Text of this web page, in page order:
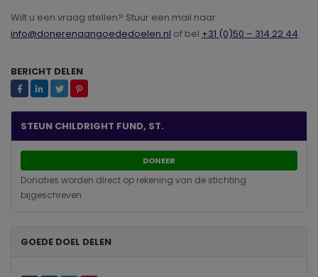
Wilt u een vraag stellen? Stuur een mail naar
info@donerenaangoededoelen.nl of bel +31 (0)50 – 314 22 44.
BERICHT DELEN
STEUN CHILDRIGHT FUND, ST.
DONEER
Donaties worden direct op rekening van de stichting
bijgeschreven
GOEDE DOEL DELEN